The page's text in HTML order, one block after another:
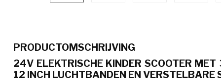
PRODUCTOMSCHRIJVING
24V ELEKTRISCHE KINDER SCOOTER
12 INCH LUCHTBANDEN EN VERSTELBARE